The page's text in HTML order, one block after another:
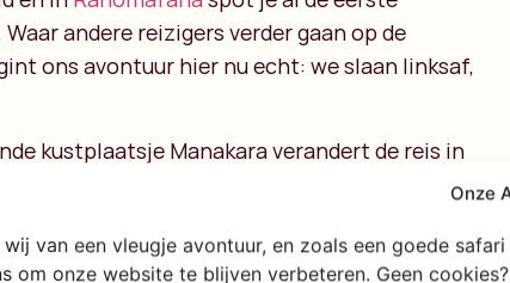
Onze
van een vleugje avontuur, en zoals een goede
om onze website te blijven verbeteren. Geen
andere reizigers verder gaan op de
ons avontuur hier nu echt: we slaan linksaf,
kustplaatsje Manakaraverandert de reis in
houdt het asfalt
stofwegen en het geïsoleerde dorpsleven